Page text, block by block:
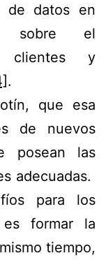
de datos en
sobre el
clientes y
.
que esa
de nuevos
posean las
adecuadas.
para los
formar la
tiempo,